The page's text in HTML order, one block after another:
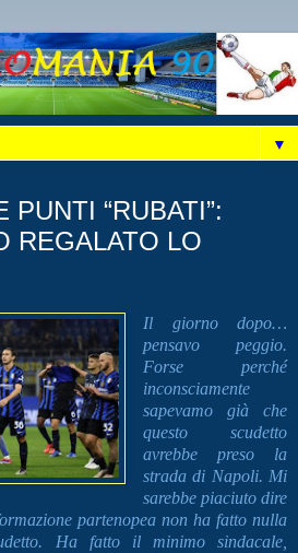
▼
PUNTI “RUBATI”:
REGALATO LO
Il giorno dopo…
pensavo peggio.
Forse perché
inconsciamente
sapevamo già che
questo scudetto
avrebbe preso la
strada di Napoli. Mi
sarebbe piaciuto dire
partenopea non ha fatto nulla
Ha fatto il minimo sindacale,